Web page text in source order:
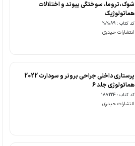
شوک،تروما، سوختگی پیوند و اختلالات
هماتولوژیک
کد کتاب : 202089
انتشارات حیدری
پرستاری داخلی جراحی برونر و سودارث 2022
هماتولوژی جلد 6
کد کتاب : 187224
انتشارات حیدری